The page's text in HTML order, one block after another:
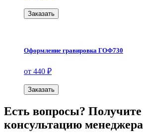
Заказать
Оформление гравировка ГОФ730
от 440 ₽
Заказать
Есть вопросы? Получите
консультацию менеджера